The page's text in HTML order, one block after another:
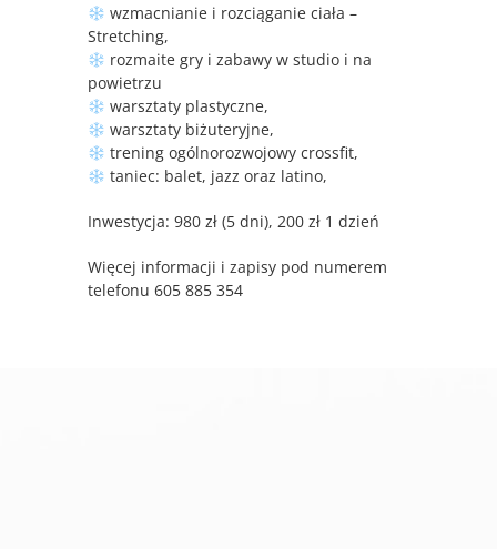
wzmacnianie i rozciąganie ciała –
Stretching,
rozmaite gry i zabawy w studio i na
powietrzu
warsztaty plastyczne,
warsztaty biżuteryjne,
trening ogólnorozwojowy crossfit,
taniec: balet, jazz oraz latino,
Inwestycja: 980 zł (5 dni), 200 zł 1 dzień
Więcej informacji i zapisy pod numerem
telefonu 605 885 354